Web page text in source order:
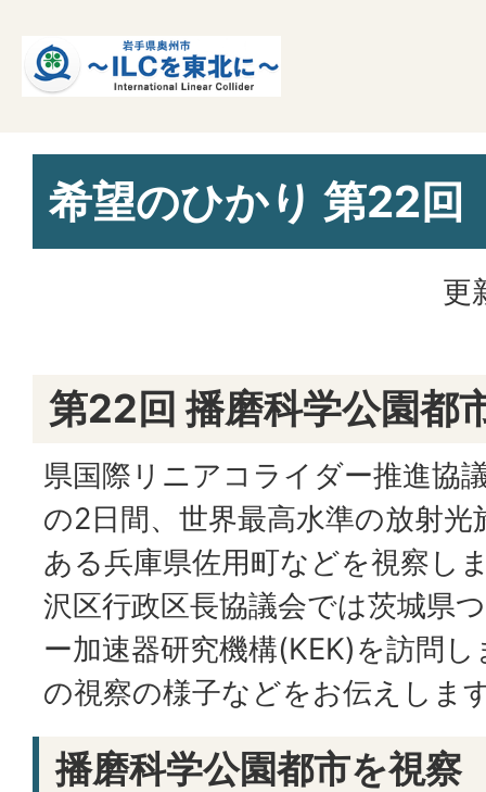
希望のひかり 第22回
更
第22回 播磨科学公園都
県国際リニアコライダー推進協
の2日間、世界最高水準の放射
ある兵庫県佐用町などを視察し
沢区行政区長協議会では茨城県
ー加速器研究機構(KEK)を訪問
の視察の様子などをお伝えしま
播磨科学公園都市を視察